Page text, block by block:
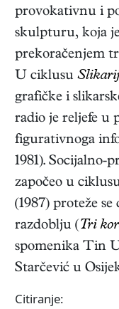
provokativnu i
skulpturu, koja
prekoračenjem
U ciklusu
grafičke i
radio je reljefe u
figurativnoga
1981). Socijalno-
započeo u
(1987) proteže
razdoblju (Tri
spomenika Tin
Starčević u
Citiranje: